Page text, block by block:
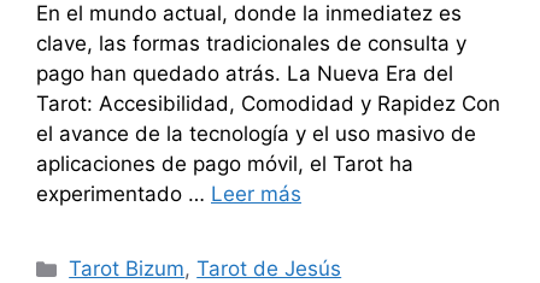
En el mundo actual, donde la inmediatez es
clave, las formas tradicionales de consulta y
pago han quedado atrás. La Nueva Era del
Tarot: Accesibilidad, Comodidad y Rapidez Con
el avance de la tecnología y el uso masivo de
aplicaciones de pago móvil, el Tarot ha
experimentado … Leer más
Categorías
Tarot Bizum,Tarot de Jesús